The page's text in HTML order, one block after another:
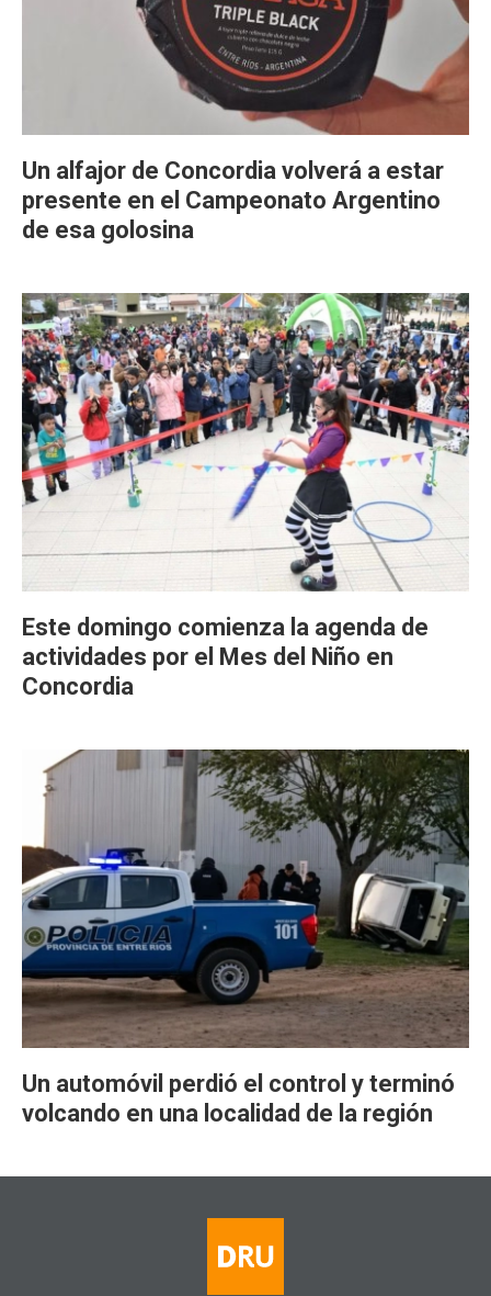
Un alfajor de Concordia volverá a estar
presente en el Campeonato Argentino
de esa golosina
Este domingo comienza la agenda de
actividades por el Mes del Niño en
Concordia
Un automóvil perdió el control y terminó
volcando en una localidad de la región